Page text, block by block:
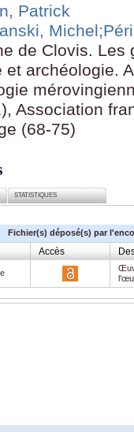
Patrick
Michel
de Clovis. Les
archéologie.
Association
(68-75)
STATISTIQUES
Fichier(s) déposé(s) par
Accès